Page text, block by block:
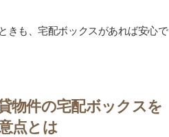
きも、宅配ボックスがあれば安心で
物件の宅配ボックスを
点とは